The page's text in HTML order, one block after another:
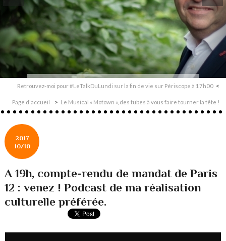
Retrouvez-moi pour #LeTalkDuLundi sur la fin de vie sur Périscope à 17h00
Page d'accueil Le Musical « Motown », des tubes à vous faire tourner la tête !
2017
10/10
A 19h, compte-rendu de mandat de Paris
12 : venez ! Podcast de ma réalisation
culturelle préférée.